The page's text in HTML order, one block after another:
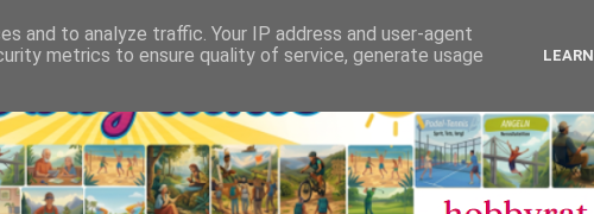
and to analyze traffic. Your IP address and user-agent
metrics to ensure quality of service, generate usage